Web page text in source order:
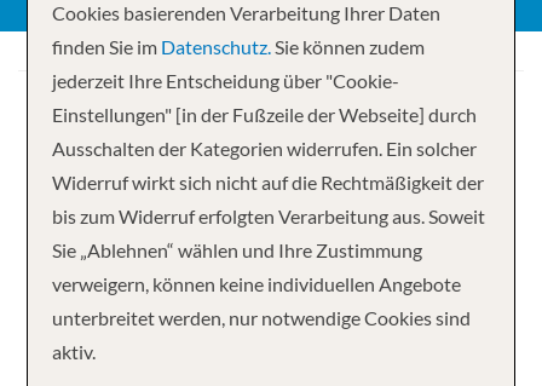
Ihre Kreuzfahrt
7 NächteScenic Ruby
Abfahrt
Cookies basierenden Verarbeitung Ihrer Daten
finden Sie im Datenschutz.Sie können zudem
jederzeit Ihre Entscheidung über "Cookie-
Einstellungen" [in der Fußzeile der Webseite] durch
Ausschalten der Kategorien widerrufen. Ein solcher
Widerruf wirkt sich nicht auf die Rechtmäßigkeit der
bis zum Widerruf erfolgten Verarbeitung aus. Soweit
Sie „Ablehnen“ wählen und Ihre Zustimmung
verweigern, können keine individuellen Angebote
unterbreitet werden, nur notwendige Cookies sind
aktiv.